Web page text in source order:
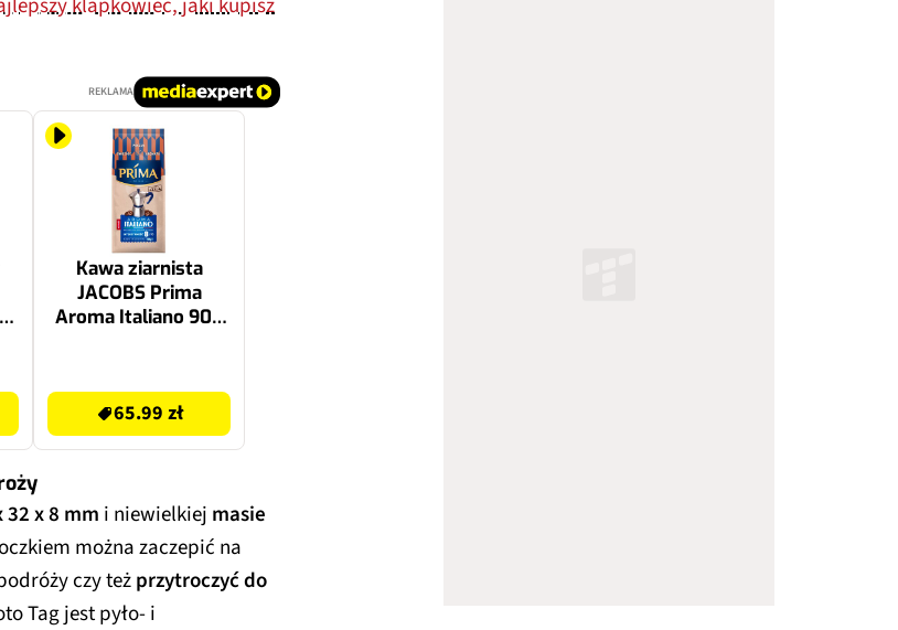
klapkowiec, jaki kupisz
REKLAMA
Kawa ziarnista
JACOBS Prima
Aroma Italiano 900
65.99 zł
32 x 8 mm i niewielkiej masie
można zaczepić na
czy teżprzytroczyć do
Tag jest pyło- i